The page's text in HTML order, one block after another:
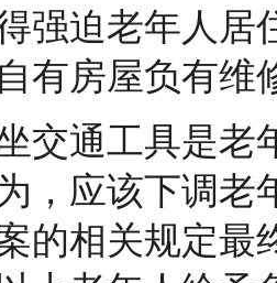
强迫老年人
有房屋负有维
通工具是老
，应该下调老
的相关规定最